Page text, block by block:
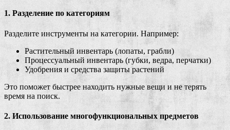
1. Разделение по категориям
Разделите инструменты на категории. Например:
Растительный инвентарь (лопаты, грабли)
Процессуальный инвентарь (губки, ведра, перчатки)
Удобрения и средства защиты растений
Это поможет быстрее находить нужные вещи и не терять
время на поиск.
2. Использование многофункциональных предметов